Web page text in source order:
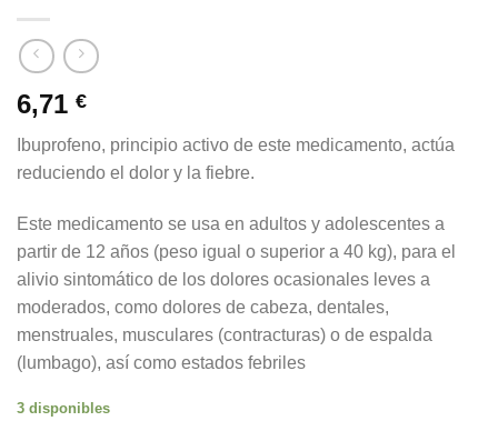
6,71 €
Ibuprofeno, principio activo de este medicamento, actúa
reduciendo el dolor y la fiebre.
Este medicamento se usa en adultos y adolescentes a
partir de 12 años (peso igual o superior a 40 kg), para el
alivio sintomático de los dolores ocasionales leves a
moderados, como dolores de cabeza, dentales,
menstruales, musculares (contracturas) o de espalda
(lumbago), así como estados febriles
3 disponibles